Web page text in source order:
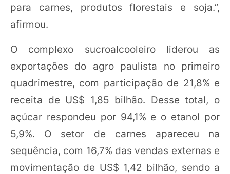
para carnes, produtos florestais e soja.”,
afirmou.
O complexo sucroalcooleiro liderou as
exportações do agro paulista no primeiro
quadrimestre, com participação de 21,8% e
receita de US$ 1,85 bilhão. Desse total, o
açúcar respondeu por 94,1% e o etanol por
5,9%. O setor de carnes apareceu na
sequência, com 16,7% das vendas externas e
movimentação de US$ 1,42 bilhão, sendo a